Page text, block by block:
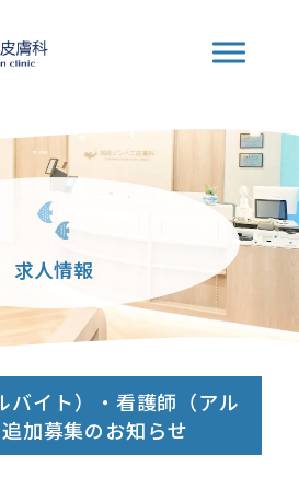
求人情報
バイト）・看護師（アル
加募集のお知らせ